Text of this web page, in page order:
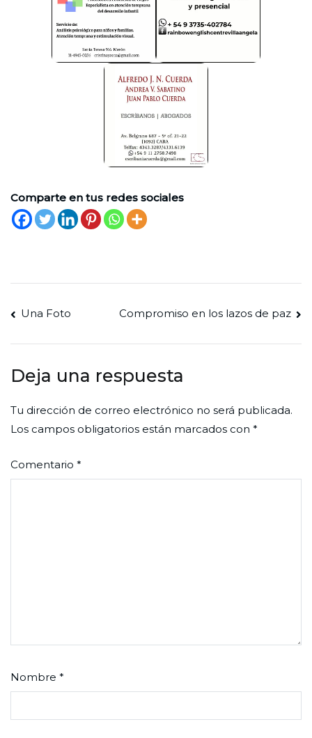
Comparte en tus redes sociales
Navegación
de
entradas
Una Foto Compromiso en los lazos de paz
Deja una respuesta
Tu dirección de correo electrónico no será publicada.
Los campos obligatorios están marcados con *
Comentario *
Nombre *